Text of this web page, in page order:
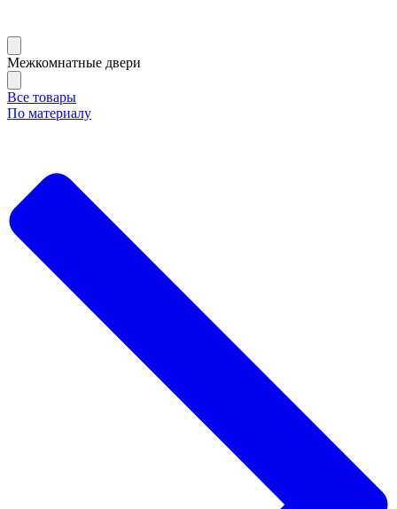
Межкомнатные двери
Все товары
По материалу